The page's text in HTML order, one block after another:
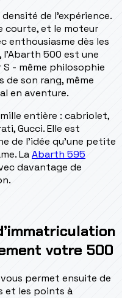
de l'expérience.
courte, et le moteur
enthousiasme dès les
l'Abarth 500 est une
S - même philosophie
de son rang, même
en aventure.
entière : cabriolet,
Gucci. Elle est
de l'idée qu'une petite
LaAbarth 595
davantage de
votre 500
permet ensuite de
et les points à